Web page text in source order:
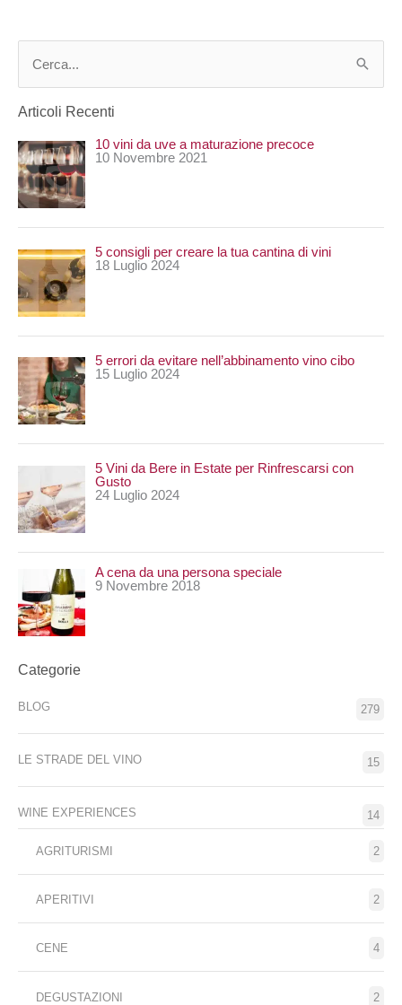
c
a
:
Articoli Recenti
10 vini da uve a maturazione precoce
10 Novembre 2021
5 consigli per creare la tua cantina di vini
18 Luglio 2024
5 errori da evitare nell’abbinamento vino cibo
15 Luglio 2024
5 Vini da Bere in Estate per Rinfrescarsi con
Gusto
24 Luglio 2024
A cena da una persona speciale
9 Novembre 2018
Categorie
BLOG 279
LE STRADE DEL VINO 15
WINE EXPERIENCES 14
AGRITURISMI 2
APERITIVI 2
CENE 4
DEGUSTAZIONI 2